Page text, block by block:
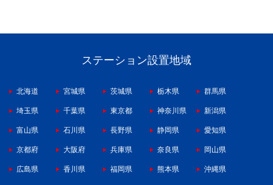
ステーション設置地域
北海道 宮城県 茨城県 栃木県 群馬県
埼玉県 千葉県 東京都 神奈川県 新潟県
富山県 石川県 長野県 静岡県 愛知県
京都府 大阪府 兵庫県 奈良県 岡山県
広島県 香川県 福岡県 熊本県 沖縄県